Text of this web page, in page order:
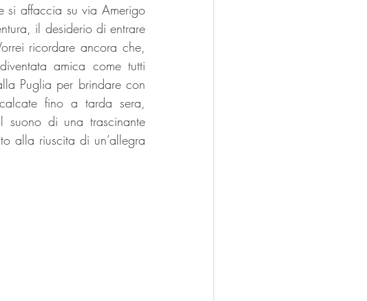
si affaccia su via Amerigo
il desiderio di entrare
ricordare ancora che,
amica come tutti
Puglia per brindare con
fino a tarda sera,
suono di una trascinante
alla riuscita di un’allegra